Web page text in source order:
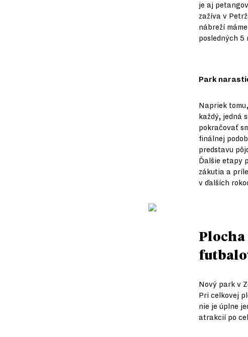
je aj
zažíva v
nábreží
posledných 5
Park
Napriek
každý, jedná
pokračovať
finálnej
predstavu
Ďalšie etapy
zákutia a
v ďalších
Plocha
Nový park v
Pri celkovej
nie je úplne
atrakcií po